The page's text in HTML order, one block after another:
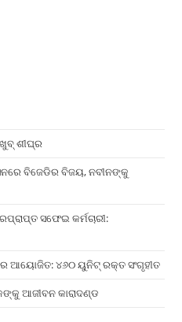
ଶୀଘ୍ର
ବିଜେଡିର ବିଜୟ, ନବୀନଙ୍କୁ
ସଫେଇ କର୍ମଚାରୀ:
ଆୟୋଜିତ: ୪୬୦ ୟୁନିଟ୍ ରକ୍ତ ସଂଗୃହୀତ
ଆଜୀବନ କାରାଦଣ୍ଡ